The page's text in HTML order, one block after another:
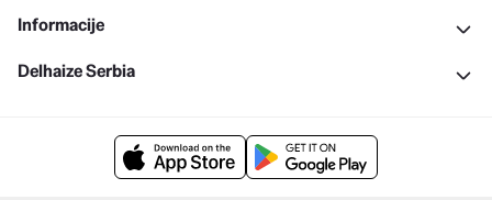
Informacije
Delhaize Serbia